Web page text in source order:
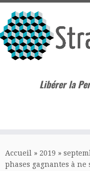
au
contenu
Libérer la
Accueil » 2019 »
phases gagnantes à